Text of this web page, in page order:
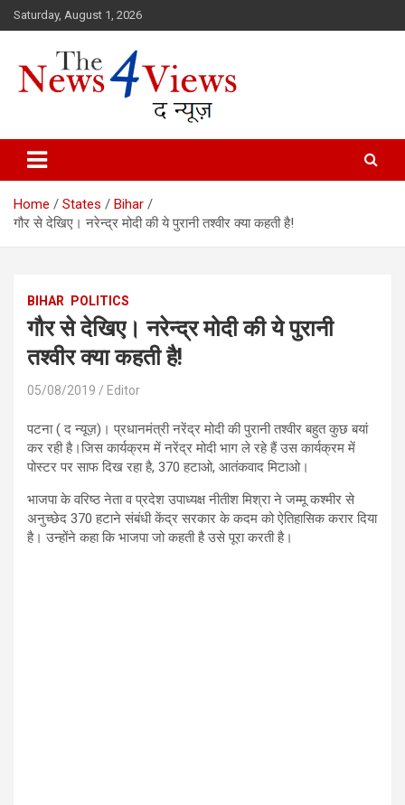
Skip
to
Saturday, August 1, 2026
TheNews4Views
Home States
Bihar
गौर से देखिए। नरेन्द्र मोदी की ये पुरानी तश्वीर क्या कहती है!
BIHAR POLITICS
गौर से देखिए। नरेन्द्र मोदी की ये पुरानी
तश्वीर क्या कहती है!
05/08/2019 Editor
पटना ( द न्यूज़)। प्रधानमंत्री नरेंद्र मोदी की पुरानी तश्वीर बहुत कुछ बयां
कर रही है।जिस कार्यक्रम में नरेंद्र मोदी भाग ले रहे हैं उस कार्यक्रम में
पोस्टर पर साफ दिख रहा है, 370 हटाओ, आतंकवाद मिटाओ।
भाजपा के वरिष्ठ नेता व प्रदेश उपाध्यक्ष नीतीश मिश्रा ने जम्मू कश्मीर से
अनुच्छेद 370 हटाने संबंधी केंद्र सरकार के कदम को ऐतिहासिक करार दिया
है। उन्होंने कहा कि भाजपा जो कहती है उसे पूरा करती है।